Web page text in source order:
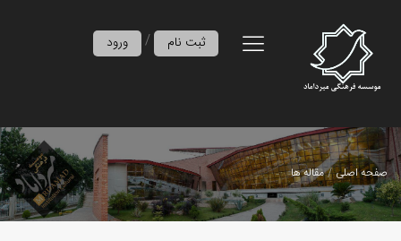
ورود / ثبت نام
صفحه اصلی مقاله ها